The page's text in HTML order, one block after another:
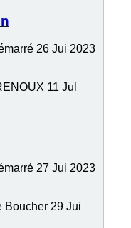
26 Jui 2023
11 Jul
27 Jui 2023
Boucher 29 Jui